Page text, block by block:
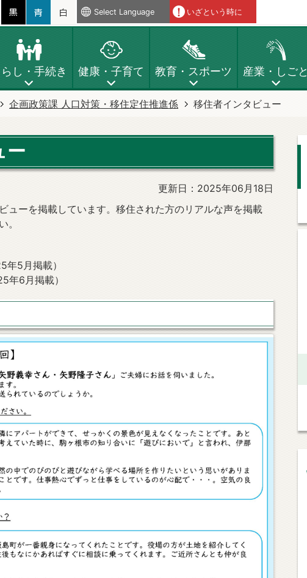
Select Language いざという時に
らし・手続き 健康・子育て 教育・スポーツ 産業・しごと
企画政策課 人口対策・移住定住推進係 移住者インタビュー
ー
更新日：2025年06月18日
ューを掲載しています。移住された方のリアルな声を掲載
。
年5月掲載）
年6月掲載）